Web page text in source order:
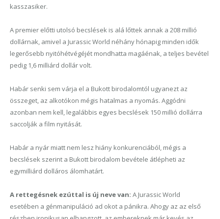
kasszasiker.
A premier előtti utolsó becslések is alá lőttek annak a 208 millió
dollárnak, amivel a Jurassic World néhány hónapig minden idők
legerősebb nyitóhétvégéjét mondhatta magáénak, a teljes bevétel
pedig 1,6 milliárd dollár volt.
Habár senki sem várja el a Bukott birodalomtól ugyanezt az
összeget, az alkotókon mégis hatalmas a nyomás. Aggódni
azonban nem kell, legalábbis egyes becslések 150 millió dollárra
saccolják a film nyitását.
Habár a nyár miatt nem lesz hiány konkurenciából, mégis a
becslések szerint a Bukott birodalom bevétele átlépheti az
egymilliárd dolláros álomhatárt.
A rettegésnek ezúttal is új neve van: A Jurassic World
esetében a génmanipuláció ad okot a pánikra. Ahogy az az első